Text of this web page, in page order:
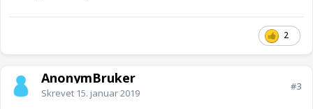
2
AnonymBruker
Skrevet 15. januar 2019
#3